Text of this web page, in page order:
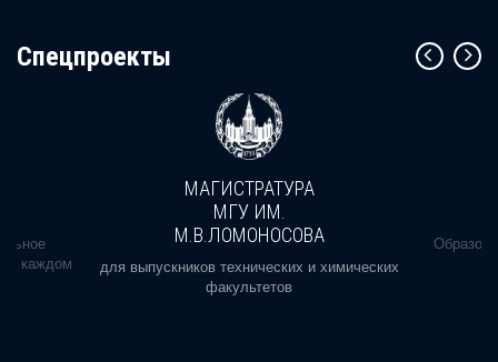
Cпецпроекты
в каждом
МАГИСТРАТУРА
МГУ ИМ.
М.В.ЛОМОНОСОВА
для выпускников технических и химических
факультетов